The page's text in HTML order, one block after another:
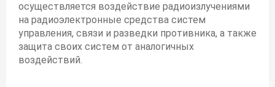
осуществляется воздействие радиоизлучениями
на радиоэлектронные средства систем
управления, связи и разведки противника, а также
защита своих систем от аналогичных
воздействий.